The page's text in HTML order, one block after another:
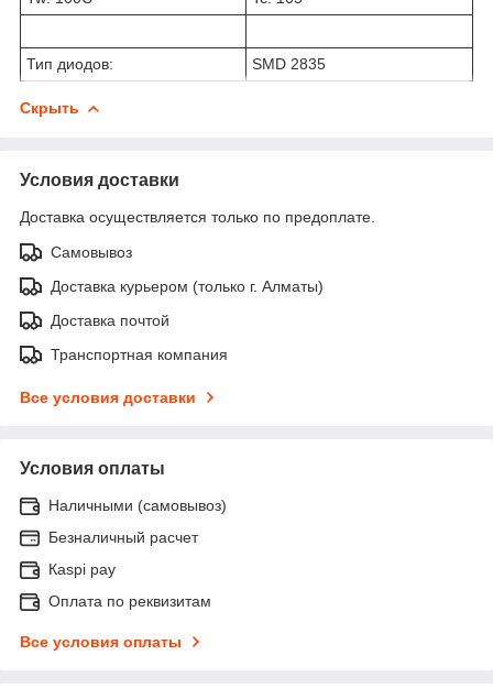
Тип диодов: SMD 2835
Скрыть
Условия доставки
Доставка осуществляется только по предоплате.
Самовывоз
Доставка курьером (только г. Алматы)
Доставка почтой
Транспортная компания
Все условия доставки
Условия оплаты
Наличными (самовывоз)
Безналичный расчет
Каspi pay
Оплата по реквизитам
Все условия оплаты